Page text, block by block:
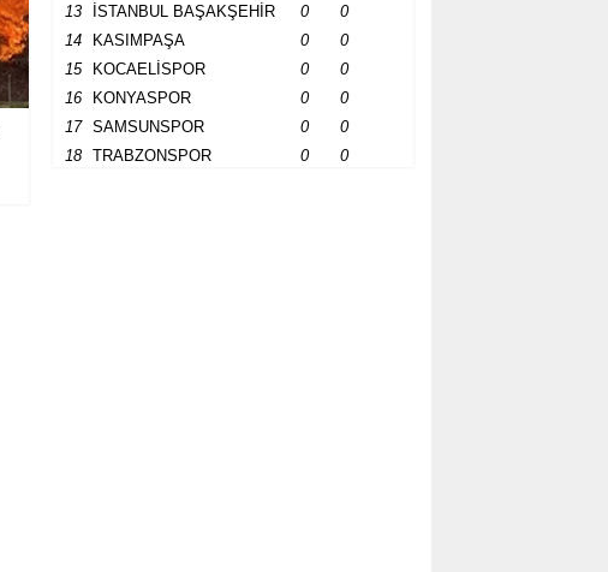
13
İSTANBUL BAŞAKŞEHİR 0
0
14
KASIMPAŞA 0
0
15
KOCAELİSPOR 0
0
16
KONYASPOR 0
0
17
SAMSUNSPOR 0
0
18
TRABZONSPOR 0 0